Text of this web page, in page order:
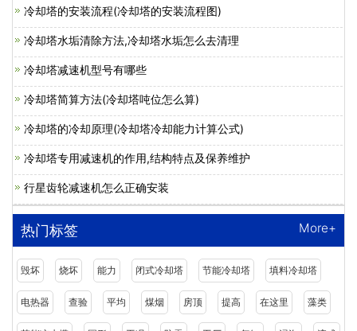
冷却塔的安装流程(冷却塔的安装流程图)
冷却塔水垢清除方法,冷却塔水垢怎么去清理
冷却塔减速机型号有哪些
冷却塔简算方法(冷却塔吨位怎么算)
冷却塔的冷却原理(冷却塔冷却能力计算公式)
冷却塔专用减速机的作用,结构特点及保养维护
行星齿轮减速机怎么正确安装
热门标签 More+
毁坏 烧坏 能力 闭式冷却塔 节能冷却塔 填料冷却塔
电热器 查验 平均 煤烟 房顶 提高 在这里 藻类